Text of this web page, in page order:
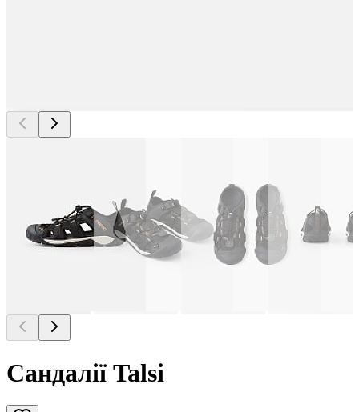
Сандалії Talsi